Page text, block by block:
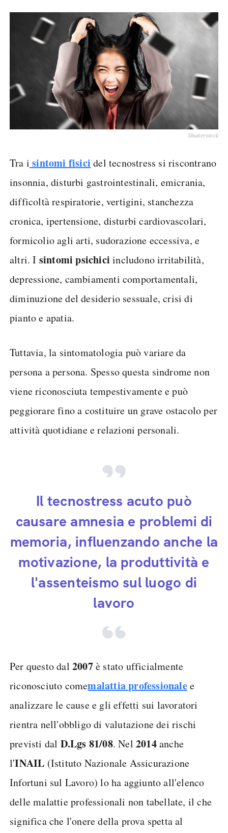
Shutterstock
Tra i sintomi fisici del tecnostress si riscontrano
insonnia, disturbi gastrointestinali, emicrania,
difficoltà respiratorie, vertigini, stanchezza
cronica, ipertensione, disturbi cardiovascolari,
formicolio agli arti, sudorazione eccessiva, e
altri. I sintomi psichiciincludono irritabilità,
depressione, cambiamenti comportamentali,
diminuzione del desiderio sessuale, crisi di
pianto e apatia.
Tuttavia, la sintomatologia può variare da
persona a persona. Spesso questa sindrome non
viene riconosciuta tempestivamente e può
peggiorare fino a costituire un grave ostacolo per
attività quotidiane e relazioni personali.
Il tecnostress acuto può
causare amnesia e problemi di
memoria, influenzando anche la
motivazione, la produttività e
l'assenteismo sul luogo di
lavoro
Per questo dal 2007è stato ufficialmente
riconosciuto comemalattia professionalee
analizzare le cause e gli effetti sui lavoratori
rientra nell'obbligo di valutazione dei rischi
previsti dal D.Lgs 81/08. Nel2014anche
l'INAIL (Istituto Nazionale Assicurazione
Infortuni sul Lavoro) lo ha aggiunto all'elenco
delle malattie professionali non tabellate, il che
significa che l'onere della prova spetta al